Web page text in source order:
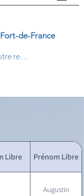
de-France
Libre Prénom Libre
Augustin